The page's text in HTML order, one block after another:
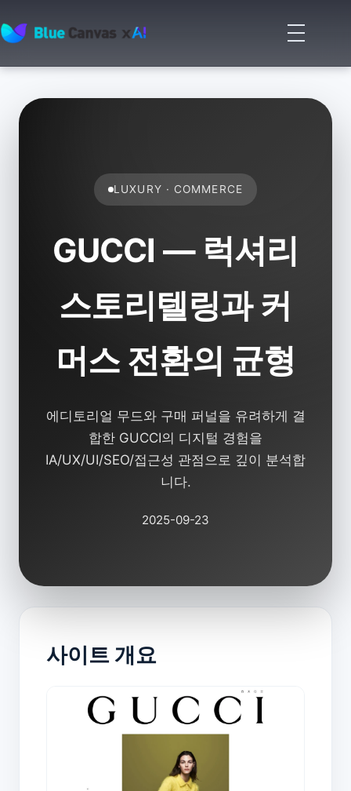
BLUECANVAS
메
뉴
기
LUXURY · COMMERCE
GUCCI — 럭셔리
스토리텔링과 커
머스 전환의 균형
에디토리얼 무드와 구매 퍼널을 유려하게 결
합한 GUCCI의 디지털 경험을
IA/UX/UI/SEO/접근성 관점으로 깊이 분석합
니다.
2025-09-23
사이트 개요